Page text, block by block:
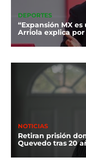
DEPORTES
“Expansión MX
Arriola explica por
NOTICIAS
Retiran prisión
Quevedo tras 20